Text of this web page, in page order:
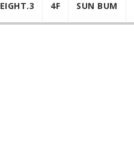
EIGHT.3 4F SUN BUM